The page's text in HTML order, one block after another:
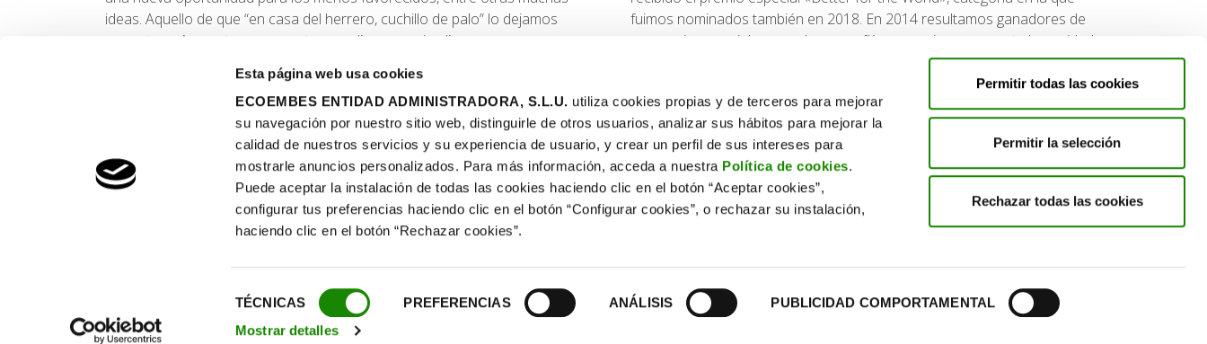
Esta página web usa cookies
ECOEMBES ENTIDAD ADMINISTRADORA, S.L.U. utiliza cookies propias y de terceros para mejorar
su navegación por nuestro sitio web, distinguirle de otros usuarios, analizar sus hábitos para mejorar la
calidad de nuestros servicios y su experiencia de usuario, y crear un perfil de sus intereses para
mostrarle anuncios personalizados. Para más información, acceda a nuestra Política de cookies.
Puede aceptar la instalación de todas las cookies haciendo clic en el botón “Aceptar cookies”,
configurar tus preferencias haciendo clic en el botón “Configurar cookies”, o rechazar su instalación,
haciendo clic en el botón “Rechazar cookies”.
Selección
de
consentimiento
TÉCNICAS PREFERENCIAS ANÁLISIS
PUBLICIDAD COMPORTAMENTAL
Mostrar detalles
Permitir todas las cookies
Permitir la selección
Rechazar todas las cookies
ideas. Aquello de que “en casa del herrero, cuchillo de palo” lo dejamos
para otros. A nosotros nos gusta complicarnos e implicarnos.
fuimos nominados también en 2018. En 2014 resultamos ganadores de
un premio especial por ser la compañía que mejor representa la equidad
Ecoembes
En Ecoembes trabajamos por un futuro sin residuos
y en la vida de las personas.
Contacto
twitterfacebookyoutube
Dirección
Ecoembes
Calle del Cardenal Marcelo Spínola 14 / 2ª Planta